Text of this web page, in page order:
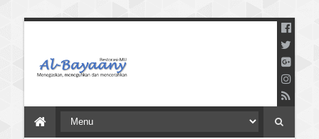
dan Mencerahkan